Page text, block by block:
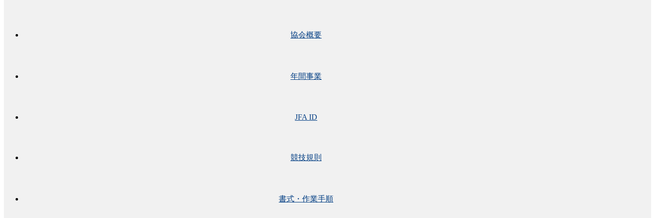
協会概要
年間事業
JFA ID
競技規則
書式・作業手順